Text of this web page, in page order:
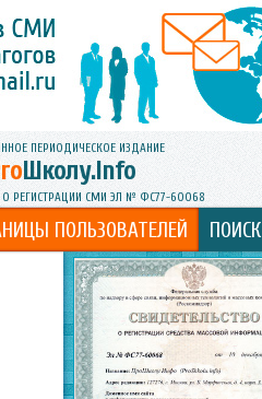
ПЕРИОДИЧЕСКОЕ ИЗДАНИЕ
Школу.Info
О РЕГИСТРАЦИИ СМИ ЭЛ № ФС77-60068
ПОЛЬЗОВАТЕЛЕЙ ПОИСК